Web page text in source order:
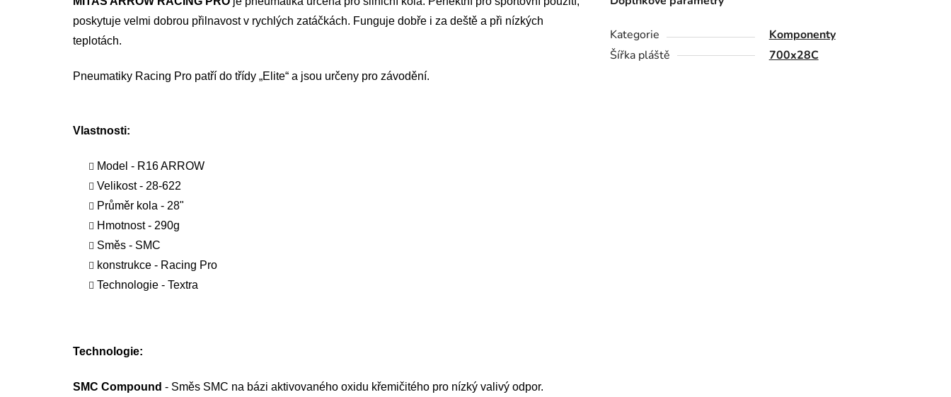
poskytuje velmi dobrou přilnavost v rychlých zatáčkách. Funguje dobře i za deště a při nízkých
teplotách.
Pneumatiky Racing Pro patří do třídy „Elite“ a jsou určeny pro závodění.
Vlastnosti:
Model - R16 ARROW
Velikost - 28-622
Průměr kola - 28"
Hmotnost - 290g
Směs - SMC
konstrukce - Racing Pro
Technologie - Textra
Technologie:
SMC Compound - Směs SMC na bázi aktivovaného oxidu křemičitého pro nízký valivý odpor.
Kategorie
Komponenty
Šířka pláště
700x28C